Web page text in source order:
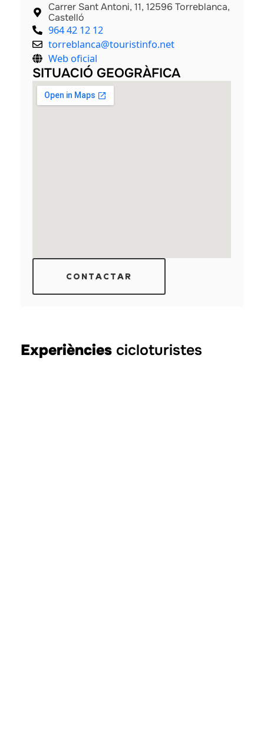
Carrer Sant Antoni, 11, 12596 Torreblanca,
Castelló
964 42 12 12
torreblanca@touristinfo.net
Web oficial
SITUACIÓ GEOGRÀFICA
CONTACTAR
Experiències cicloturistes